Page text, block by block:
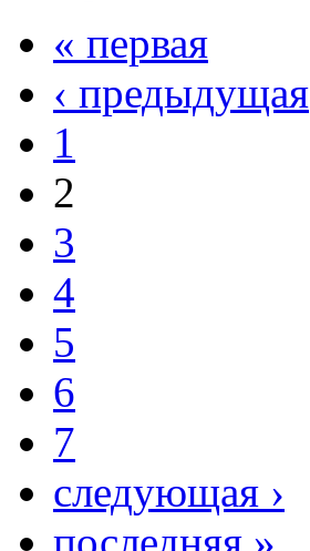
« первая
‹ предыдущая
1
2
3
4
5
6
7
следующая ›
последняя »